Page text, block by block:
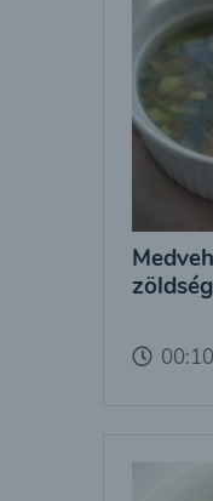
00:10